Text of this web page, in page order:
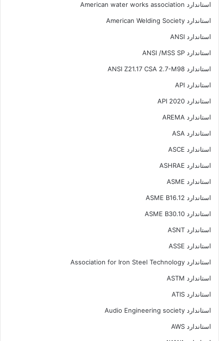
استاندارد American water works association
استاندارد American Welding Society
استاندارد ANSI
استاندارد ANSI /MSS SP
استاندارد ANSI Z21.17 CSA 2.7-M98
استاندارد API
استاندارد API 2020
استاندارد AREMA
استاندارد ASA
استاندارد ASCE
استاندارد ASHRAE
استاندارد ASME
استاندارد ASME B16.12
استاندارد ASME B30.10
استاندارد ASNT
استاندارد ASSE
استاندارد Association for Iron Steel Technology
استاندارد ASTM
استاندارد ATIS
استاندارد Audio Engineering society
استاندارد AWS